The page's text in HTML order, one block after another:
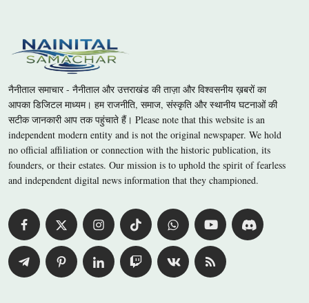
नैनीताल समाचार - नैनीताल और उत्तराखंड की ताज़ा और विश्वसनीय ख़बरों का
आपका डिजिटल माध्यम। हम राजनीति, समाज, संस्कृति और स्थानीय घटनाओं की
सटीक जानकारी आप तक पहुंचाते हैं। Please note that this website is an
independent modern entity and is not the original newspaper. We hold
no official affiliation or connection with the historic publication, its
founders, or their estates. Our mission is to uphold the spirit of fearless
and independent digital news information that they championed.